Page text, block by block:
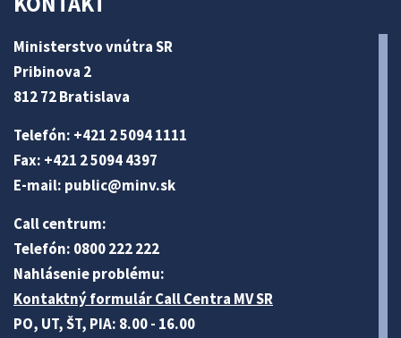
Ministerstvo vnútra SR
Pribinova 2
812 72 Bratislava
Telefón: +421 2 5094 1111
Fax: +421 2 5094 4397
E-mail: public@minv.sk
Call centrum:
Telefón: 0800 222 222
Nahlásenie problému:
Kontaktný formulár Call Centra MV SR
PO, UT, ŠT, PIA: 8.00 - 16.00